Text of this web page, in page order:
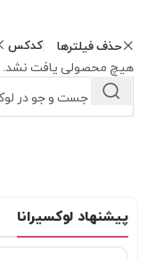
حذف فیلترها کدکس
هیچ محصولی یافت نشد.
پیشنهاد لوکسیرانا